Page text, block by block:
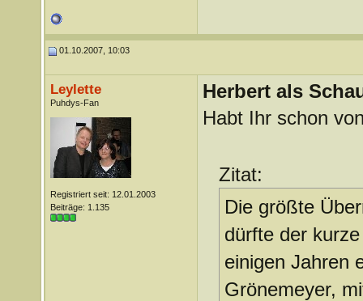
01.10.2007, 10:03
Leylette
Puhdys-Fan
Registriert seit: 12.01.2003
Beiträge: 1.135
Herbert als
Habt Ihr schon
Zitat:
Die größte
dürfte der
einigen Jahren
Grönemeyer,